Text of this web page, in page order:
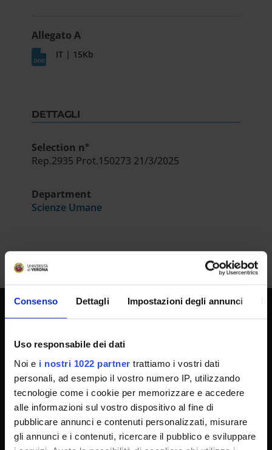
Consenso Dettagli Impostazioni degli annunci
Uso responsabile dei dati
Noi e i nostri 1022 partner trattiamo i vostri dati
personali, ad esempio il vostro numero IP, utilizzando
tecnologie come i cookie per memorizzare e accedere
alle informazioni sul vostro dispositivo al fine di
pubblicare annunci e contenuti personalizzati, misurare
gli annunci e i contenuti, ricercare il pubblico e sviluppare
Allegato A
IT | 15Kb
DETTAGLI
Selection n°
Rep.2935 Prot.150273 21/3/2025
Department
Scienze Umane
Transparency
Official University Register
Job vacancies
Procurement